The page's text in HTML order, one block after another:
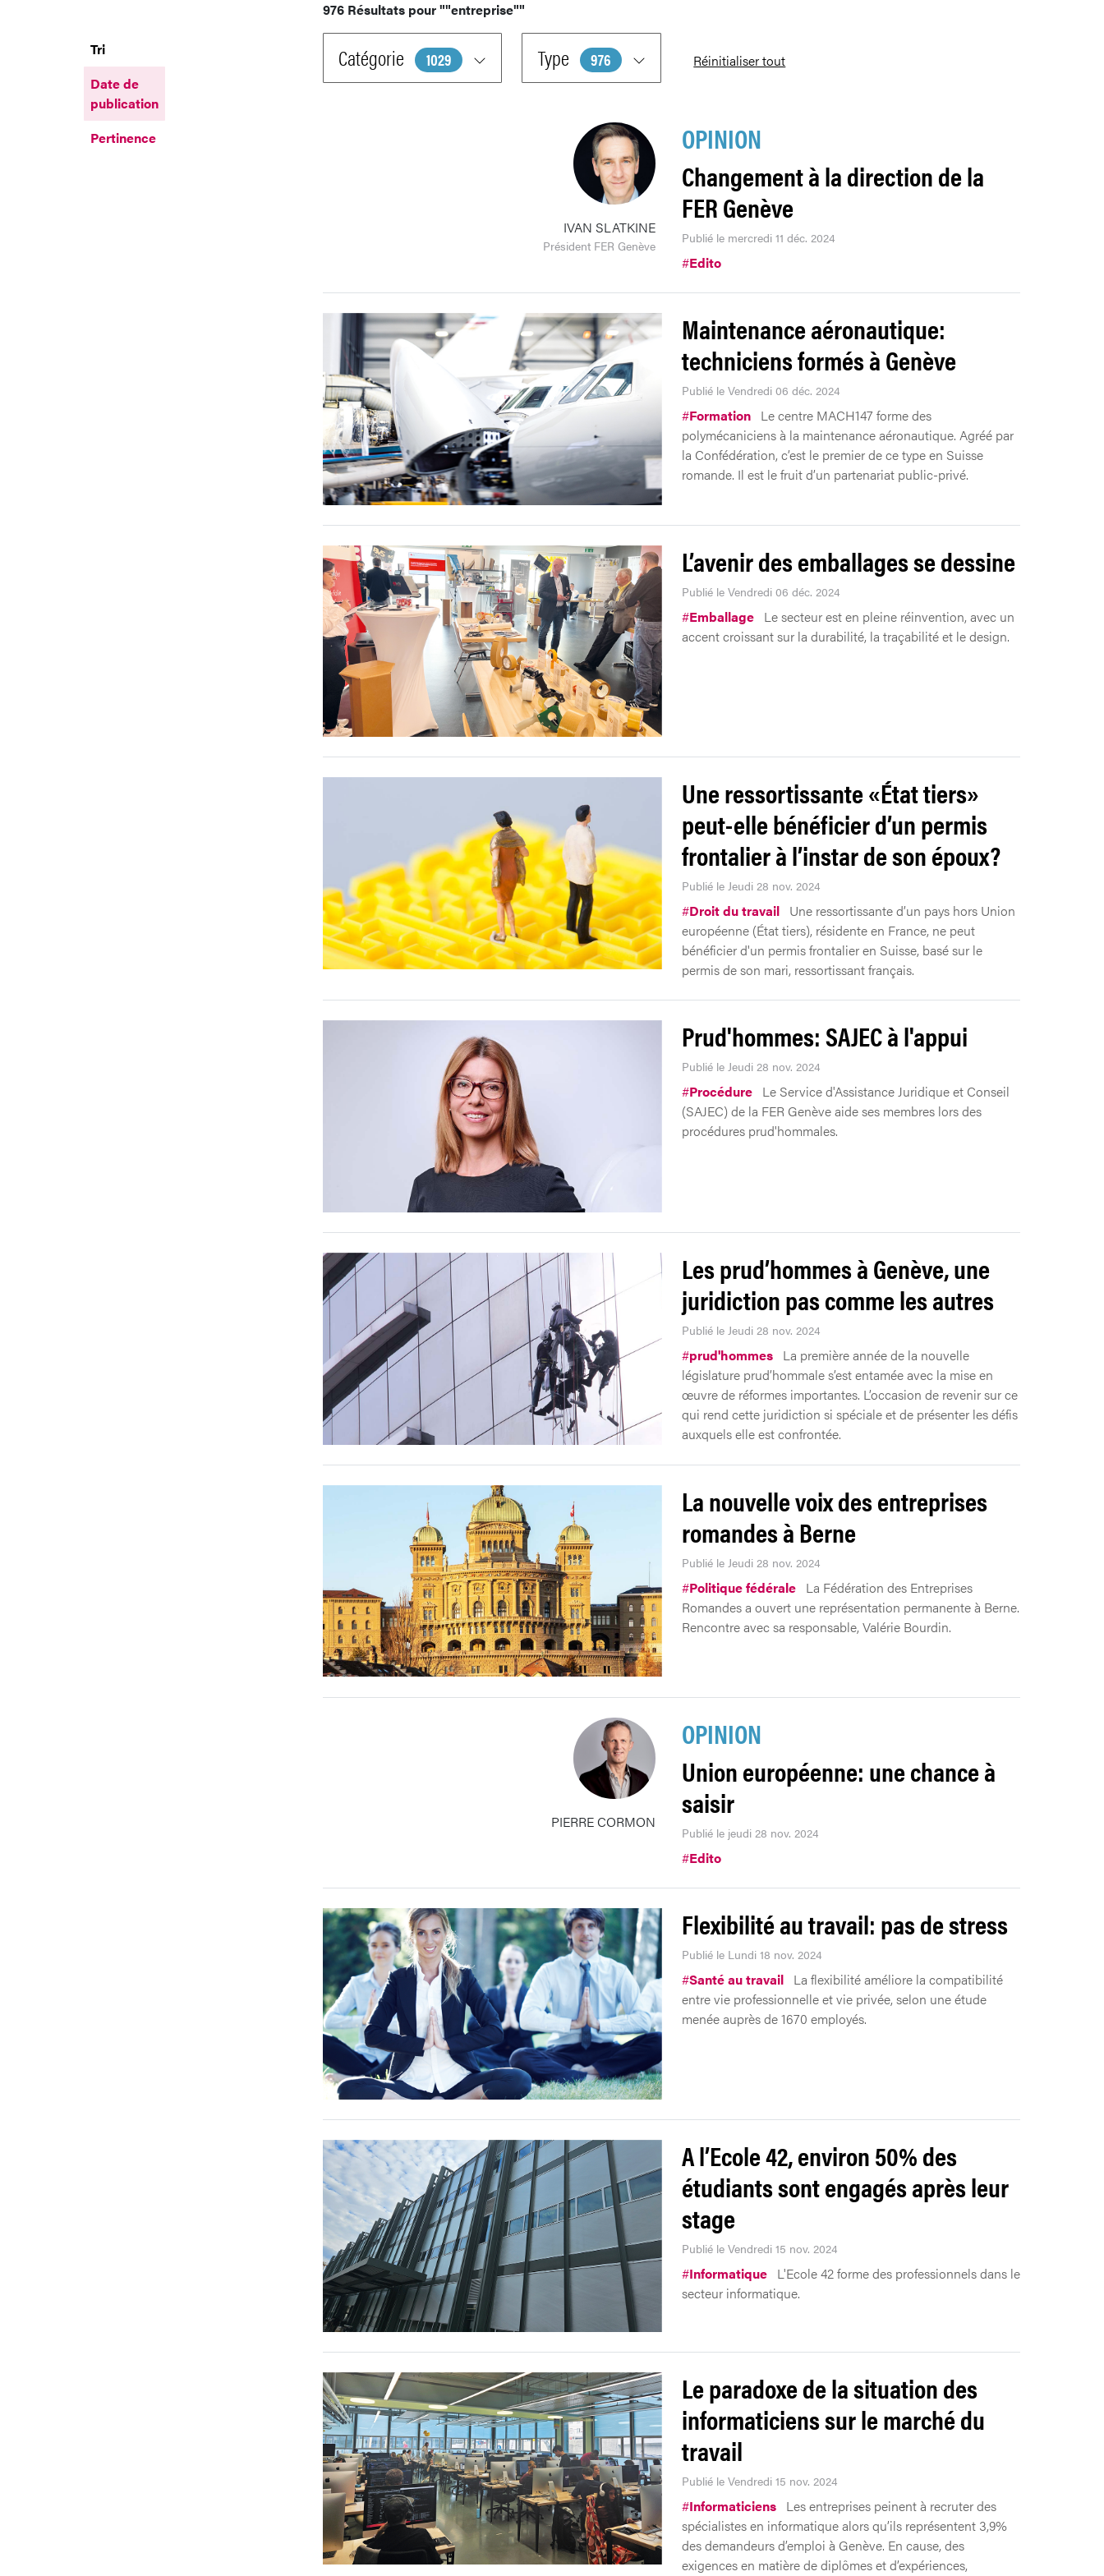
976 Résultats pour""entreprise""
Tri
Date de
publication
Pertinence
Catégorie 1029 Type 976 Réinitialiser tout
IVAN SLATKINE
Président FER Genève
OPINION
Changement à la direction de la
FER Genève
Publié le mercredi 11 déc. 2024
#Edito
Maintenance aéronautique:
techniciens formés à Genève
Publié le Vendredi 06 déc. 2024
#Formation Le centre MACH147 forme des
polymécaniciens à la maintenance aéronautique. Agréé par
la Confédération, c’est le premier de ce type en Suisse
romande. Il est le fruit d’un partenariat public-privé.
L’avenir des emballages se dessine
Publié le Vendredi 06 déc. 2024
#Emballage Le secteur est en pleine réinvention, avec un
accent croissant sur la durabilité, la traçabilité et le design.
Une ressortissante «État tiers»
peut-elle bénéficier d’un permis
frontalier à l’instar de son époux?
Publié le Jeudi 28 nov. 2024
#Droit du travail Une ressortissante d’un pays hors Union
européenne (État tiers), résidente en France, ne peut
bénéficier d'un permis frontalier en Suisse, basé sur le
permis de son mari, ressortissant français.
Prud'hommes: SAJEC à l'appui
Publié le Jeudi 28 nov. 2024
#Procédure Le Service d'Assistance Juridique et Conseil
(SAJEC) de la FER Genève aide ses membres lors des
procédures prud'hommales.
Les prud’hommes à Genève, une
juridiction pas comme les autres
Publié le Jeudi 28 nov. 2024
#prud'hommes La première année de la nouvelle
législature prud’hommale s’est entamée avec la mise en
œuvre de réformes importantes. L’occasion de revenir sur ce
qui rend cette juridiction si spéciale et de présenter les défis
auxquels elle est confrontée.
La nouvelle voix des entreprises
romandes à Berne
Publié le Jeudi 28 nov. 2024
#Politique fédérale La Fédération des Entreprises
Romandes a ouvert une représentation permanente à Berne.
Rencontre avec sa responsable, Valérie Bourdin.
PIERRE CORMON
OPINION
Union européenne: une chance à
saisir
Publié le jeudi 28 nov. 2024
#Edito
Flexibilité au travail: pas de stress
Publié le Lundi 18 nov. 2024
#Santé au travail La flexibilité améliore la compatibilité
entre vie professionnelle et vie privée, selon une étude
menée auprès de 1670 employés.
A l’Ecole 42, environ 50% des
étudiants sont engagés après leur
stage
Publié le Vendredi 15 nov. 2024
#Informatique L'Ecole 42 forme des professionnels dans le
secteur informatique.
Le paradoxe de la situation des
informaticiens sur le marché du
travail
Publié le Vendredi 15 nov. 2024
#Informaticiens Les entreprises peinent à recruter des
spécialistes en informatique alors qu’ils représentent 3,9%
des demandeurs d’emploi à Genève. En cause, des
exigences en matière de diplômes et d’expériences,